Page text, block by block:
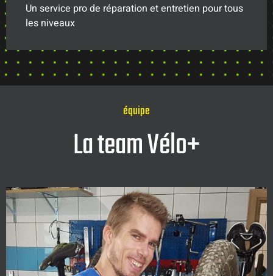
Un service pro de réparation et entretien pour tous
les niveaux
équipe
La team Vélo+